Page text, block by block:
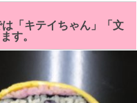
「キテイちゃん」「文
す。